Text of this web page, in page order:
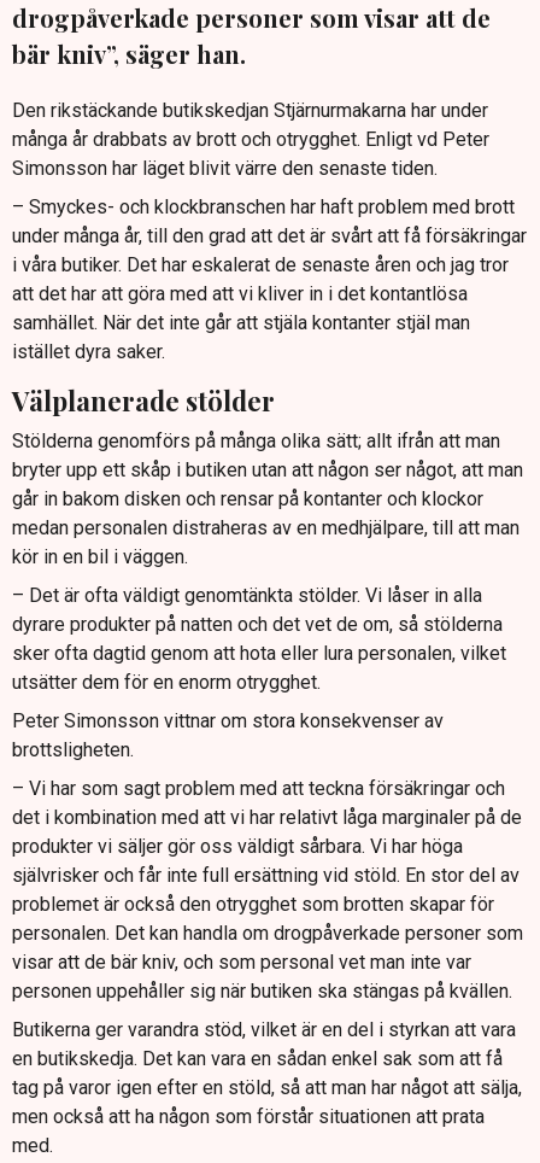
drogpåverkade personer som visar att de
bär kniv”, säger han.
Den rikstäckande butikskedjan Stjärnurmakarna har under
många år drabbats av brott och otrygghet. Enligt vd Peter
Simonsson har läget blivit värre den senaste tiden.
– Smyckes- och klockbranschen har haft problem med brott
under många år, till den grad att det är svårt att få försäkringar
i våra butiker. Det har eskalerat de senaste åren och jag tror
att det har att göra med att vi kliver in i det kontantlösa
samhället. När det inte går att stjäla kontanter stjäl man
istället dyra saker.
Välplanerade stölder
Stölderna genomförs på många olika sätt; allt ifrån att man
bryter upp ett skåp i butiken utan att någon ser något, att man
går in bakom disken och rensar på kontanter och klockor
medan personalen distraheras av en medhjälpare, till att man
kör in en bil i väggen.
– Det är ofta väldigt genomtänkta stölder. Vi låser in alla
dyrare produkter på natten och det vet de om, så stölderna
sker ofta dagtid genom att hota eller lura personalen, vilket
utsätter dem för en enorm otrygghet.
Peter Simonsson vittnar om stora konsekvenser av
brottsligheten.
– Vi har som sagt problem med att teckna försäkringar och
det i kombination med att vi har relativt låga marginaler på de
produkter vi säljer gör oss väldigt sårbara. Vi har höga
självrisker och får inte full ersättning vid stöld. En stor del av
problemet är också den otrygghet som brotten skapar för
personalen. Det kan handla om drogpåverkade personer som
visar att de bär kniv, och som personal vet man inte var
personen uppehåller sig när butiken ska stängas på kvällen.
Butikerna ger varandra stöd, vilket är en del i styrkan att vara
en butikskedja. Det kan vara en sådan enkel sak som att få
tag på varor igen efter en stöld, så att man har något att sälja,
men också att ha någon som förstår situationen att prata
med.